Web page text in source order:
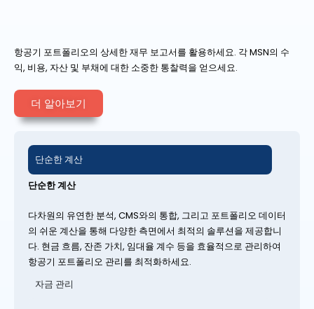
항공기 포트폴리오의 상세한 재무 보고서를 활용하세요. 각 MSN의 수
익, 비용, 자산 및 부채에 대한 소중한 통찰력을 얻으세요.
더 알아보기
단순한 계산
단순한 계산
다차원의 유연한 분석, CMS와의 통합, 그리고 포트폴리오 데이터
의 쉬운 계산을 통해 다양한 측면에서 최적의 솔루션을 제공합니
다. 현금 흐름, 잔존 가치, 임대율 계수 등을 효율적으로 관리하여
항공기 포트폴리오 관리를 최적화하세요.
자금 관리